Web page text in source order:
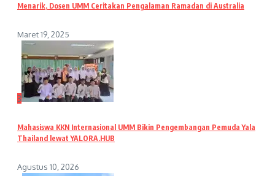
Menarik, Dosen UMM Ceritakan Pengalaman Ramadan di Australia
Maret 19, 2025
3
Mahasiswa KKN Internasional UMM Bikin Pengembangan Pemuda Yala
Thailand lewat YALORA.HUB
Agustus 10, 2026